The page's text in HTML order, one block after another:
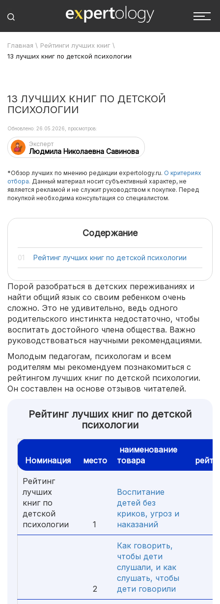
Главная \ Рейтинги лучших книг \
13 лучших книг по детской психологии
13 ЛУЧШИХ КНИГ ПО ДЕТСКОЙ
ПСИХОЛОГИИ
Эксперт
Людмила Николаевна Савинова
Обновлено: 26.05.2026, просмотров:
*Обзор лучших по мнению редакции expertology.ru. О критериях
отбора. Данный материал носит субъективный характер, не
является рекламой и не служит руководством к покупке. Перед
покупкой необходима консультация со специалистом.
Содержание
Рейтинг лучших книг по детской психологии
Порой разобраться в детских переживаниях и
найти общий язык со своим ребенком очень
сложно. Это не удивительно, ведь одного
родительского инстинкта недостаточно, чтобы
воспитать достойного члена общества. Важно
руководствоваться научными рекомендациями.
Молодым педагогам, психологам и всем
родителям мы рекомендуем познакомиться с
рейтингом лучших книг по детской психологии.
Он составлен на основе отзывов читателей.
Рейтинг лучших книг по детской
психологии
Номинация место
наименование
товара
Рейтинг
лучших
книг по
детской
психологии
1
Воспитание
детей без
криков, угроз и
наказаний
2
Как говорить,
чтобы дети
слушали, и как
слушать, чтобы
дети говорили